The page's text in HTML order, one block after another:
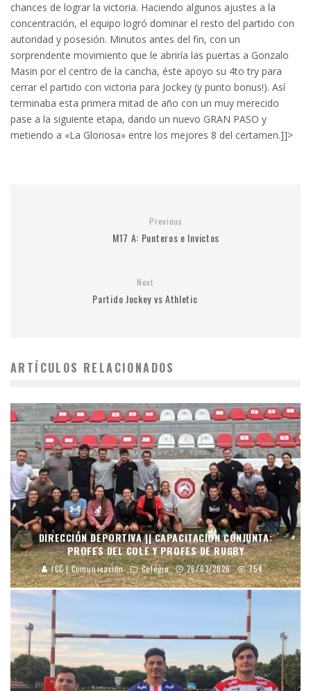
chances de lograr la victoria. Haciendo algunos ajustes a la
concentración, el equipo logró dominar el resto del partido con
autoridad y posesión. Minutos antes del fin, con un
sorprendente movimiento que le abriría las puertas a Gonzalo
Masin por el centro de la cancha, éste apoyo su 4to try para
cerrar el partido con victoria para Jockey (y punto bonus!). Así
terminaba esta primera mitad de año con un muy merecido
pase a la siguiente etapa, dando un nuevo GRAN PASO y
metiendo a «La Gloriosa» entre los mejores 8 del certamen.]]>
Previous
M17 A: Punteros e Invictos
Next
Partido Jockey vs Athletic
ARTÍCULOS RELACIONADOS
DIRECCIÓN DEPORTIVA || CAPACITACIÓN CONJUNTA:
PROFES DEL COLE Y PROFES DE RUGBY
JCC | Comunicación Colegio 26/03/2026 754